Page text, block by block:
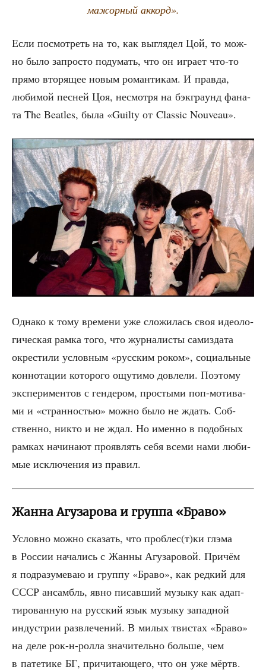
мажор­ный аккорд».
Если посмот­реть на то, как выгля­дел Цой, то мож­
но было запро­сто поду­мать, что он игра­ет что-то
пря­мо вто­ря­щее новым роман­ти­кам. И прав­да,
люби­мой пес­ней Цоя, несмот­ря на бэк­гра­унд фана­
та The Beatles, была «Guilty от Classic Nouveau».
Одна­ко к тому вре­ме­ни уже сло­жи­лась своя идео­ло­
ги­че­ская рам­ка того, что жур­на­ли­сты сам­из­да­та
окре­сти­ли услов­ным «рус­ским роком», соци­аль­ные
кон­но­та­ции кото­ро­го ощу­ти­мо довле­ли. Поэто­му
экс­пе­ри­мен­тов с ген­де­ром, про­сты­ми поп-моти­ва­
ми и «стран­но­стью» мож­но было не ждать. Соб­
ствен­но, никто и не ждал. Но имен­но в подоб­ных
рам­ках начи­на­ют про­яв­лять себя все­ми нами люби­
мые исклю­че­ния из правил.
Жанна Агузарова и группа «Браво»
Услов­но мож­но ска­зать, что проблес(т)ки глэ­ма
в Рос­сии нача­лись с Жан­ны Агу­за­ро­вой. При­чём
я под­ра­зу­ме­ваю и груп­пу «Бра­во», как ред­кий для
СССР ансамбль, явно писав­ший музы­ку как адап­
ти­ро­ван­ную на рус­ский язык музы­ку запад­ной
инду­стрии раз­вле­че­ний. В милых тви­стах «Бра­во»
на деле рок-н-рол­ла зна­чи­тель­но боль­ше, чем
в пате­ти­ке БГ, при­чи­та­ю­ще­го, что он уже мёртв.